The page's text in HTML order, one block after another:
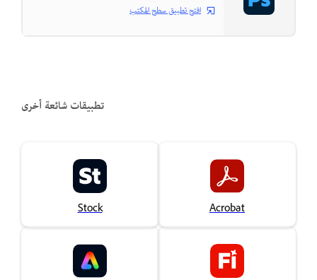
افتح تطبيق سطح المكتب
تطبيقات شائعة أخرى
Acrobat
Stock